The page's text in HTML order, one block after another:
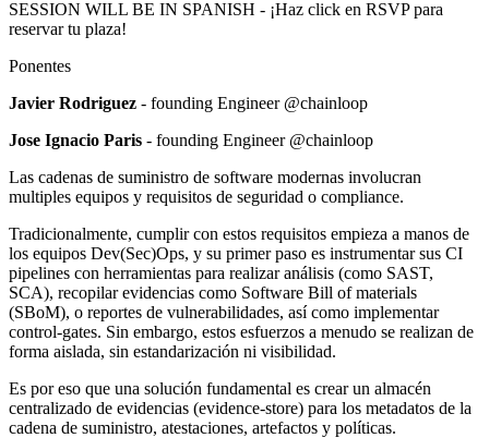
SESSION WILL BE IN SPANISH - ¡Haz click en RSVP para
reservar tu plaza!
Ponentes
Javier Rodriguez - founding Engineer @chainloop
Jose Ignacio Paris - founding Engineer @chainloop
Las cadenas de suministro de software modernas involucran
multiples equipos y requisitos de seguridad o compliance.
Tradicionalmente, cumplir con estos requisitos empieza a manos de
los equipos Dev(Sec)Ops, y su primer paso es instrumentar sus CI
pipelines con herramientas para realizar análisis (como SAST,
SCA), recopilar evidencias como Software Bill of materials
(SBoM), o reportes de vulnerabilidades, así como implementar
control-gates. Sin embargo, estos esfuerzos a menudo se realizan de
forma aislada, sin estandarización ni visibilidad.
Es por eso que una solución fundamental es crear un almacén
centralizado de evidencias (evidence-store) para los metadatos de la
cadena de suministro, atestaciones, artefactos y políticas.